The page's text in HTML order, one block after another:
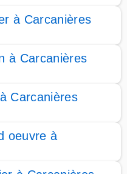
à Carcanières
à Carcanières
Carcanières
oeuvre à